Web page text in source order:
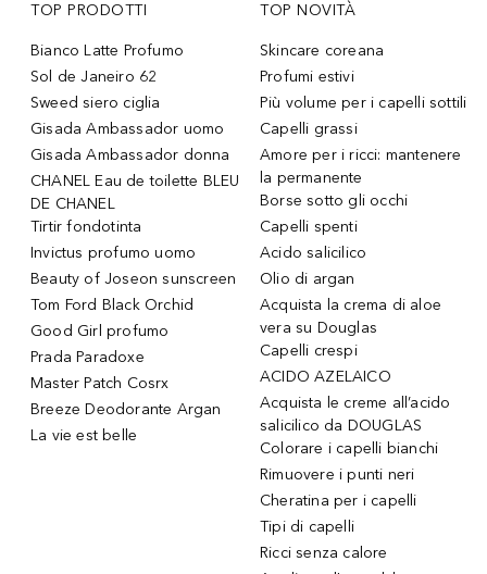
TOP PRODOTTI
Bianco Latte Profumo
Sol de Janeiro 62
Sweed siero ciglia
Gisada Ambassador uomo
Gisada Ambassador donna
CHANEL Eau de toilette BLEU
DE CHANEL
Tirtir fondotinta
Invictus profumo uomo
Beauty of Joseon sunscreen
Tom Ford Black Orchid
Good Girl profumo
Prada Paradoxe
Master Patch Cosrx
Breeze Deodorante Argan
La vie est belle
TOP NOVITÀ
Skincare coreana
Profumi estivi
Più volume per i capelli sottili
Capelli grassi
Amore per i ricci: mantenere
la permanente
Borse sotto gli occhi
Capelli spenti
Acido salicilico
Olio di argan
Acquista la crema di aloe
vera su Douglas
Capelli crespi
ACIDO AZELAICO
Acquista le creme all’acido
salicilico da DOUGLAS
Colorare i capelli bianchi
Rimuovere i punti neri
Cheratina per i capelli
Tipi di capelli
Ricci senza calore